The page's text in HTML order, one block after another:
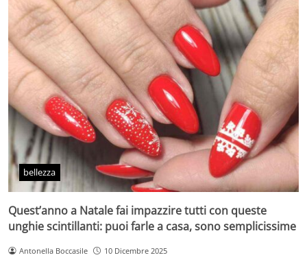
bellezza
Quest’anno a Natale fai impazzire tutti con queste
unghie scintillanti: puoi farle a casa, sono semplicissime
Antonella Boccasile 10 Dicembre 2025